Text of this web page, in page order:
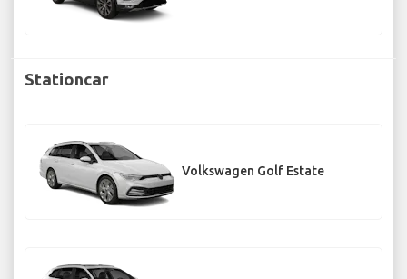
Stationcar
Volkswagen Golf Estate